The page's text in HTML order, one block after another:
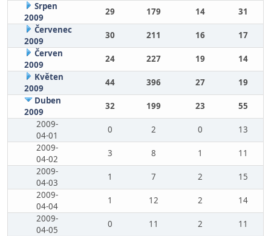
Srpen
2009
29 179 14
31
Červenec
2009
30 211 16
17
Červen
2009
24 227 19
14
Květen
2009
44 396 27
19
Duben
2009
32 199 23
55
2009-
04-01
0 2 0
13
2009-
04-02
3 8 1
11
2009-
04-03
1 7 2
15
2009-
04-04
1 12 2
14
2009-
04-05
0 11 2
11